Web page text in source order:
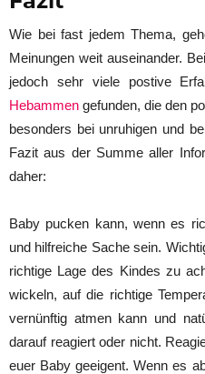
Wie bei fast jedem Thema,
Meinungen weit auseinander.
jedoch sehr viele postive
Hebammen gefunden, die den
besonders bei unruhigen und
Fazit aus der Summe aller
daher:
Baby pucken kann, wenn es
und hilfreiche Sache sein.
richtige Lage des Kindes zu
wickeln, auf die richtige
vernünftig atmen kann und
darauf reagiert oder nicht.
euer Baby geeigent. Wenn es